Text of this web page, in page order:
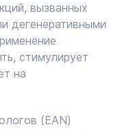
вызванных
дегенеративными
стимулирует
на
(EAN)